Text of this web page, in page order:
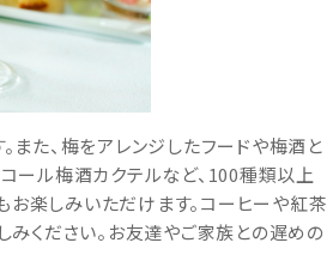
また、梅をアレンジしたフードや梅酒と
ール梅酒カクテルなど、100種類以上
お楽しみいただけます。コーヒーや紅茶
みください。お友達やご家族との遅めの